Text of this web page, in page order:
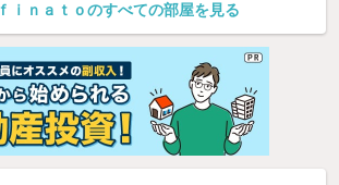
ｉｎａｔｏのすべての部屋を見る